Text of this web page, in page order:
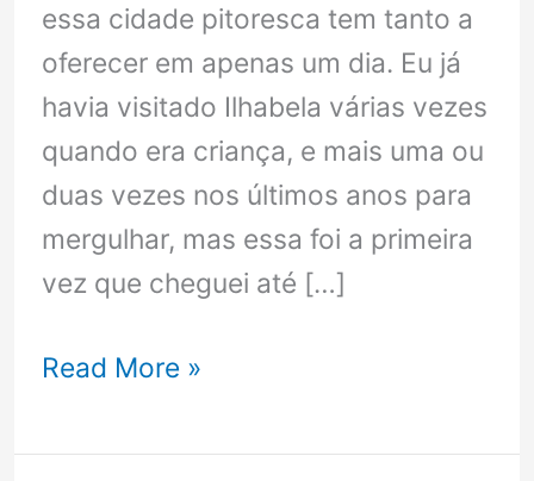
essa cidade pitoresca tem tanto a
oferecer em apenas um dia. Eu já
havia visitado Ilhabela várias vezes
quando era criança, e mais uma ou
duas vezes nos últimos anos para
mergulhar, mas essa foi a primeira
vez que cheguei até […]
Ilhabela
O
Read More »